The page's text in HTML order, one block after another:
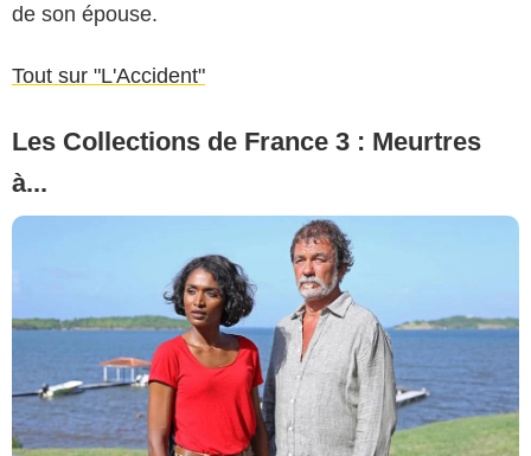
de son épouse.
Tout sur "L'Accident"
Les Collections de France 3 : Meurtres
à...